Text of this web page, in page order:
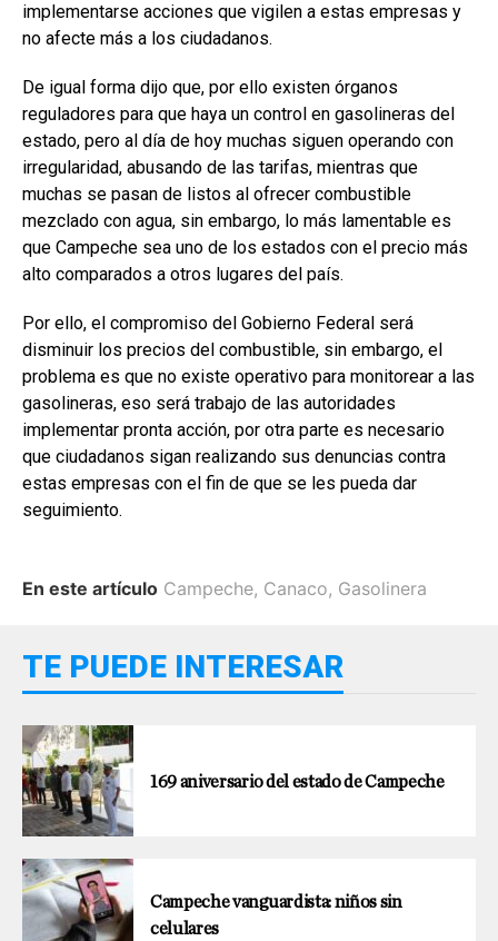
implementarse acciones que vigilen a estas empresas y
no afecte más a los ciudadanos.
De igual forma dijo que, por ello existen órganos
reguladores para que haya un control en gasolineras del
estado, pero al día de hoy muchas siguen operando con
irregularidad, abusando de las tarifas, mientras que
muchas se pasan de listos al ofrecer combustible
mezclado con agua, sin embargo, lo más lamentable es
que Campeche sea uno de los estados con el precio más
alto comparados a otros lugares del país.
Por ello, el compromiso del Gobierno Federal será
disminuir los precios del combustible, sin embargo, el
problema es que no existe operativo para monitorear a las
gasolineras, eso será trabajo de las autoridades
implementar pronta acción, por otra parte es necesario
que ciudadanos sigan realizando sus denuncias contra
estas empresas con el fin de que se les pueda dar
seguimiento.
En este artículo Campeche, Canaco, Gasolinera
TE PUEDE INTERESAR
169 aniversario del estado de Campeche
Campeche vanguardista: niños sin
celulares